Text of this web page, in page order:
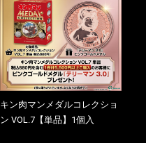
キン肉マンメダルコレクショ
ン VOL.7【単品】1個入